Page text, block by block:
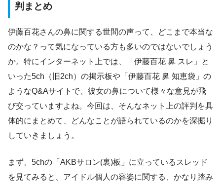
判まとめ
伊藤百花さんの鼻に関する世間の声って、どこまで本当な
のかな？って気になっている方も多いのではないでしょう
か。特にインターネット上では、「伊藤百花 鼻 スレ」と
いった5ch（旧2ch）の掲示板や「伊藤百花 鼻 知恵袋」の
ようなQ&Aサイトで、彼女の鼻について様々な意見が飛
び交っていますよね。今回は、そんなネット上の評判を具
体的にまとめて、どんなことが語られているのかを深掘り
していきましょう。
まず、5chの「AKBサロン(裏)板」に立っているスレッド
を見てみると、アイドル個人の容姿に関する、かなり踏み